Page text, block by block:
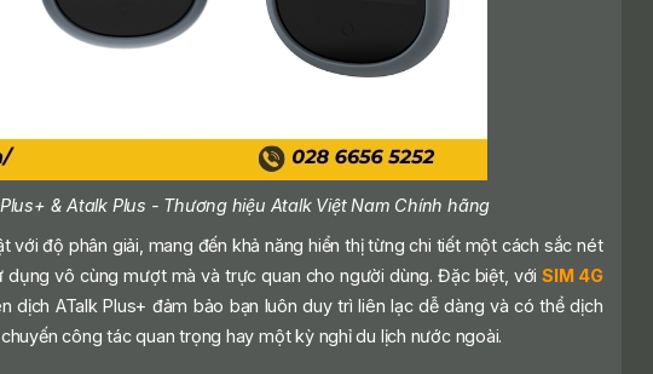
& Atalk Plus - Thương hiệu Atalk Việt Nam Chính hãng
với độ phân giải, mang đến khả năng hiển thị từng chi tiết một cách sắc nét
dụng vô cùng mượt mà và trực quan cho người dùng. Đặc biệt, vớiSIM 4G
dịch ATalk Plus+ đảm bảo bạn luôn duy trì liên lạc dễ dàng và có thể dịch
công tác quan trọng hay một kỳ nghỉ du lịch nước ngoài.